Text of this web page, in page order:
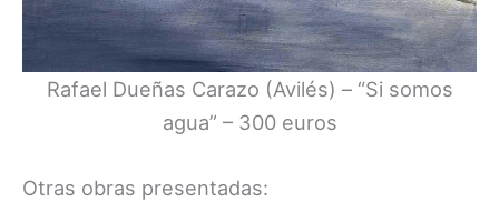
Rafael Dueñas Carazo (Avilés) – “Si somos
agua” – 300 euros
Otras obras presentadas: